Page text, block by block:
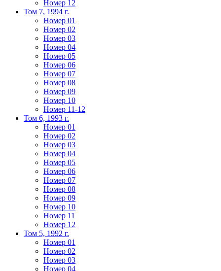
Номер 12
Том 7, 1994 г.
Номер 01
Номер 02
Номер 03
Номер 04
Номер 05
Номер 06
Номер 07
Номер 08
Номер 09
Номер 10
Номер 11-12
Том 6, 1993 г.
Номер 01
Номер 02
Номер 03
Номер 04
Номер 05
Номер 06
Номер 07
Номер 08
Номер 09
Номер 10
Номер 11
Номер 12
Том 5, 1992 г.
Номер 01
Номер 02
Номер 03
Номер 04